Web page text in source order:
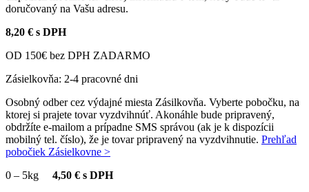
doručovaný na Vašu adresu.
8,20 € s DPH
OD 150€ bez DPH ZADARMO
Zásielkovňa: 2-4 pracovné dni
Osobný odber cez výdajné miesta Zásilkovňa. Vyberte pobočku, na
ktorej si prajete tovar vyzdvihnúť. Akonáhle bude pripravený,
obdržíte e-mailom a prípadne SMS správou (ak je k dispozícii
mobilný tel. číslo), že je tovar pripravený na vyzdvihnutie. Prehľad
pobočiek Zásielkovne >
0 – 5kg 4,50 € s DPH